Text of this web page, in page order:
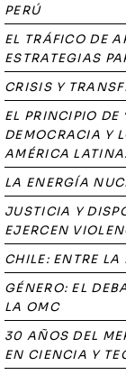
PERÚ
EL TRÁFICO DE
ESTRATEGIAS
CRISIS Y
EL PRINCIPIO DE
DEMOCRACIA Y
AMÉRICA
LA ENERGÍA
JUSTICIA Y
EJERCEN
CHILE: ENTRE LA
GÉNERO: EL
LA OMC
30 AÑOS DEL
EN CIENCIA Y